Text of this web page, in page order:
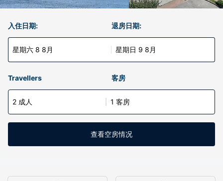
入住日期:
星期六 8 8月
退房日期:
星期日 9 8月
Travellers 客房
2 成人 1 客房
查看空房情况